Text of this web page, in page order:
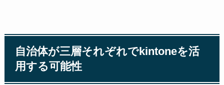
自治体が三層それぞれでkintoneを活
用する可能性